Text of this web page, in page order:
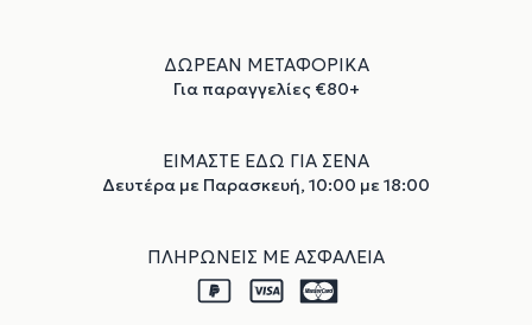
ΔΩΡΕΑΝ ΜΕΤΑΦΟΡΙΚΑ
Για παραγγελίες €80+
ΕΙΜΑΣΤΕ ΕΔΩ ΓΙΑ ΣΕΝΑ
Δευτέρα με Παρασκευή, 10:00 με 18:00
ΠΛΗΡΩΝΕΙΣ ΜΕ ΑΣΦΑΛΕΙΑ